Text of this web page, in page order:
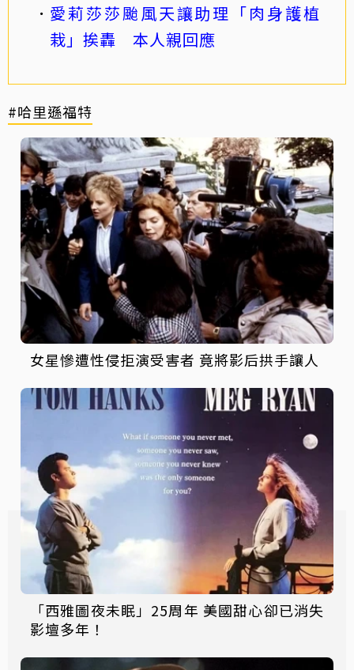
愛莉莎莎颱風天讓助理「肉身護植
栽」挨轟 本人親回應
#哈里遜福特
女星慘遭性侵拒演受害者 竟將影后拱手讓人
「西雅圖夜未眠」25周年 美國甜心卻已消失
影壇多年！